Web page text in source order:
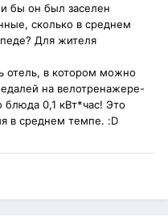
бы он был заселен
сколько в среднем
Для жителя
отель, в котором можно
на велотренажере-
блюда 0,1 кВт*час! Это
в среднем темпе. :D